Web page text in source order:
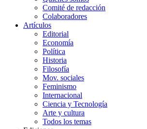
Comité de redacción
Colaboradores
Artículos
Editorial
Economía
Política
Historia
Filosofía
Mov. sociales
Feminismo
Internacional
Ciencia y Tecnología
Arte y cultura
Todos los temas